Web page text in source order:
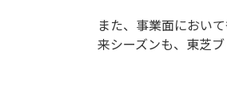
また、事業面におい
来シーズンも、東芝